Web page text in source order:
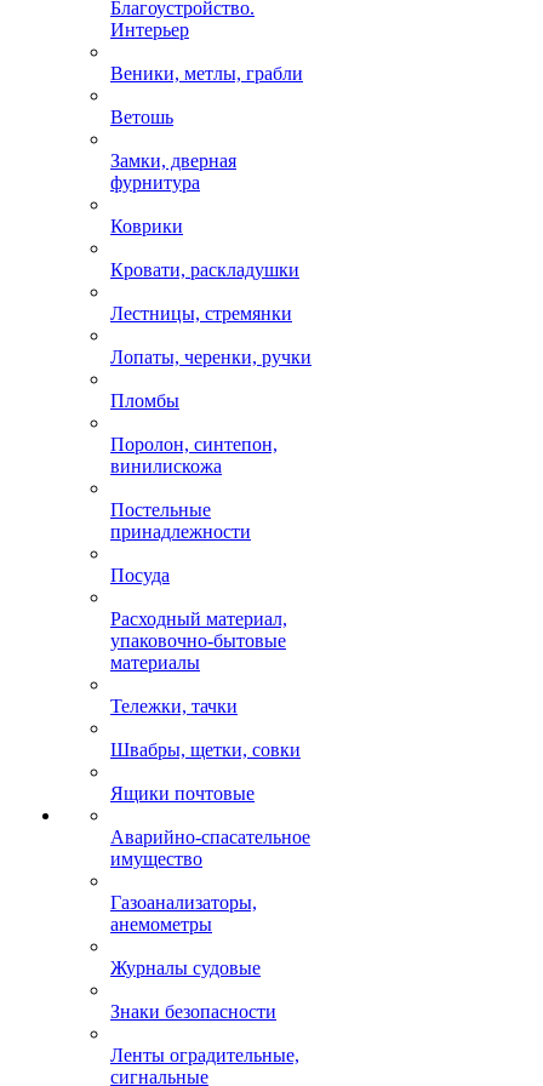
Благоустройство.
Интерьер
Веники, метлы, грабли
Ветошь
Замки, дверная
фурнитура
Коврики
Кровати, раскладушки
Лестницы, стремянки
Лопаты, черенки, ручки
Пломбы
Поролон, синтепон,
винилискожа
Постельные
принадлежности
Посуда
Расходный материал,
упаковочно-бытовые
материалы
Тележки, тачки
Швабры, щетки, совки
Ящики почтовые
Аварийно-спасательное
имущество
Газоанализаторы,
анемометры
Журналы судовые
Знаки безопасности
Ленты оградительные,
сигнальные